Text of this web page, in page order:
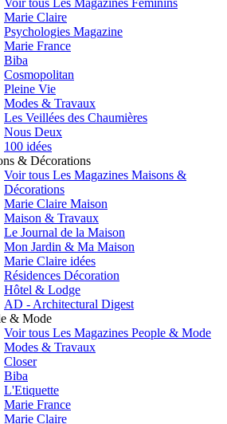
Voir tous Les Magazines Féminins
Marie Claire
Psychologies Magazine
Marie France
Biba
Cosmopolitan
Pleine Vie
Modes & Travaux
Les Veillées des Chaumières
Nous Deux
100 idées
& Décorations
Voir tous Les Magazines Maisons &
Décorations
Marie Claire Maison
Maison & Travaux
Le Journal de la Maison
Mon Jardin & Ma Maison
Marie Claire idées
Résidences Décoration
Hôtel & Lodge
AD - Architectural Digest
& Mode
Voir tous Les Magazines People & Mode
Modes & Travaux
Closer
Biba
L'Etiquette
Marie France
Marie Claire